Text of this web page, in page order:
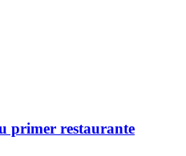
primer restaurante